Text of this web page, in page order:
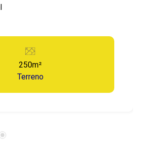
250m²
Terreno